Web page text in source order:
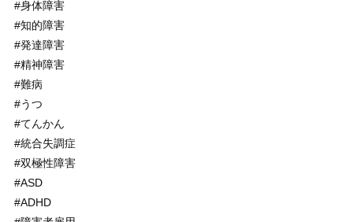
#身体障害
#知的障害
#発達障害
#精神障害
#難病
#うつ
#てんかん
#統合失調症
#双極性障害
#ASD
#ADHD